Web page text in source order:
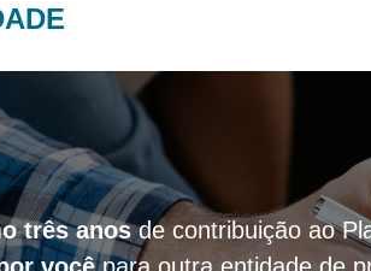
três anosde contribuição ao